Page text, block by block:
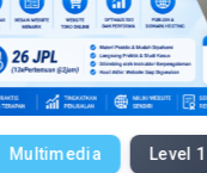
Multimedia Level